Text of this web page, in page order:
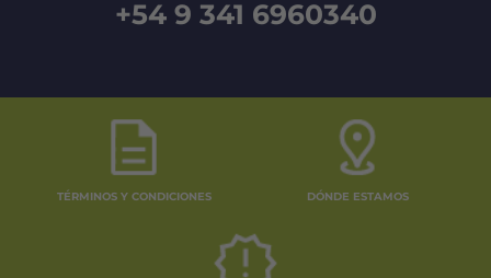
+54 9 341 6960340
TÉRMINOS Y CONDICIONES DÓNDE ESTAMOS